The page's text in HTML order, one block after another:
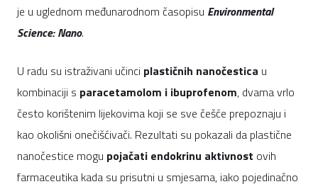
je u uglednom međunarodnom časopisu Environmental
Science: Nano.
U radu su istraživani učinci plastičnih nanočestica u
kombinaciji s paracetamolom i ibuprofenom, dvama vrlo
često korištenim lijekovima koji se sve češće prepoznaju i
kao okolišni onečišćivači. Rezultati su pokazali da plastične
nanočestice mogu pojačati endokrinu aktivnost ovih
farmaceutika kada su prisutni u smjesama, iako pojedinačno